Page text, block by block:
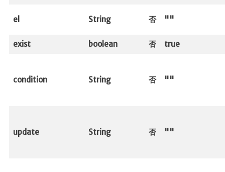
el String 否 ""
exist boolean 否 true
condition String 否 ""
update String 否 ""